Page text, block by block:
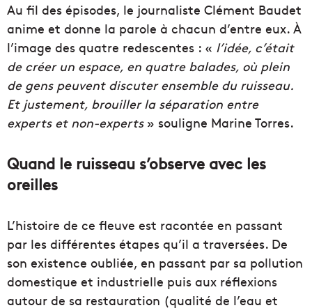
Au fil des épisodes, le journaliste Clément Baudet
anime et donne la parole à chacun d’entre eux. À
l’image des quatre redescentes : « l’idée, c’était
de créer un espace, en quatre balades, où plein
de gens peuvent discuter ensemble du ruisseau.
Et justement, brouiller la séparation entre
experts et non-experts» souligne Marine Torres.
Quand le ruisseau s’observe avec les
oreilles
L’histoire de ce fleuve est racontée en passant
par les différentes étapes qu’il a traversées. De
son existence oubliée, en passant par sa pollution
domestique et industrielle puis aux réflexions
autour de sa restauration (qualité de l’eau et